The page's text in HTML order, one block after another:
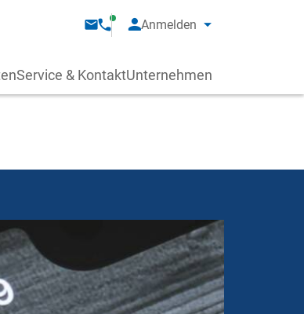
Anmelden
Service & KontaktUnternehmen